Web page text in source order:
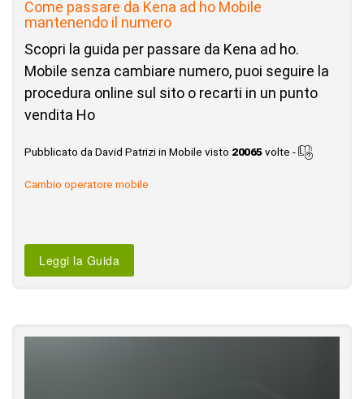
Come passare da Kena ad ho Mobile
mantenendo il numero
Scopri la guida per passare da Kena ad ho.
Mobile senza cambiare numero, puoi seguire la
procedura online sul sito o recarti in un punto
vendita Ho
Pubblicato da David Patrizi in Mobile visto 20065volte -
Cambio operatore mobile
Leggi la Guida